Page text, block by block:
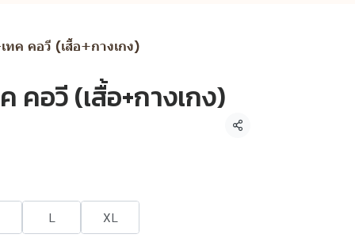
ทค คอวี (เสื้อ+กางเกง)
คอวี (เสื้อ+กางเกง)
แชร์
L XL